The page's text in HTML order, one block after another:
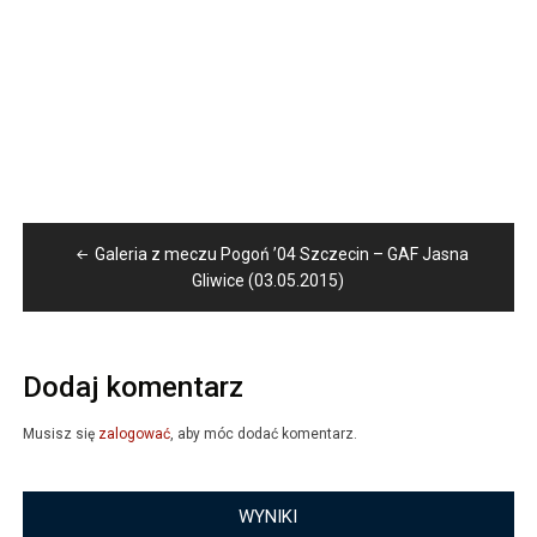
Nawigacja
Galeria z meczu Pogoń ’04 Szczecin – GAF Jasna
Gliwice (03.05.2015)
Dodaj komentarz
Musisz się zalogować, aby móc dodać komentarz.
WYNIKI